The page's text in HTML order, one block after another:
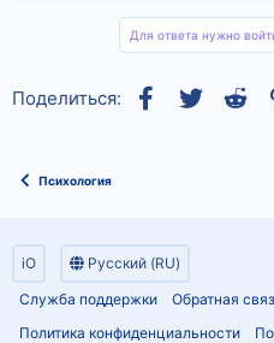
Для ответа нужно
Поделиться: Facebook
Twitter
Психология
iO
Русский (RU)
Служба поддержки
Обратная
Политика конфиденциальности